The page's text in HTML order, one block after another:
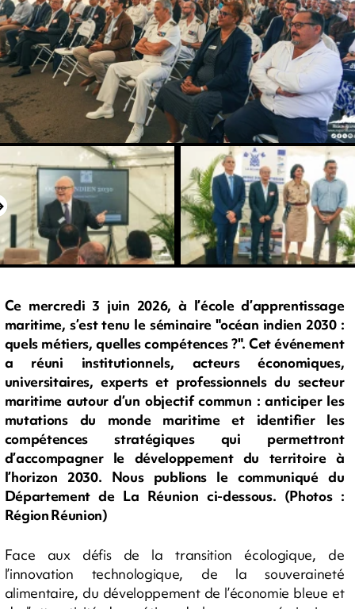
Ce mercredi 3 juin 2026, à l’école d’apprentissage
maritime, s’est tenu le séminaire "océan indien 2030 :
quels métiers, quelles compétences ?". Cet événement
a réuni institutionnels, acteurs économiques,
universitaires, experts et professionnels du secteur
maritime autour d’un objectif commun : anticiper les
mutations du monde maritime et identifier les
compétences stratégiques qui permettront
d’accompagner le développement du territoire à
l’horizon 2030. Nous publions le communiqué du
Département de La Réunion ci-dessous. (Photos :
Région Réunion)
Face aux défis de la transition écologique, de
l’innovation technologique, de la souveraineté
alimentaire, du développement de l’économie bleue et